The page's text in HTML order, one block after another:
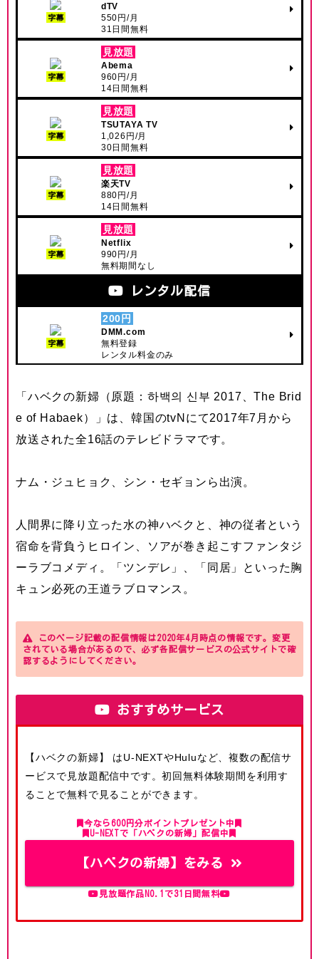
字幕
dTV
550円/月
31日間無料
字幕
見放題
Abema
960円/月
14日間無料
字幕
見放題
TSUTAYA TV
1,026円/月
30日間無料
字幕
見放題
楽天TV
880円/月
14日間無料
字幕
見放題
Netflix
990円/月
無料期間なし
レンタル配信
字幕
200円
DMM.com
無料登録
レンタル料金のみ
「ハベクの新婦（原題：하백의 신부 2017、The Brid
e of Habaek）」は、韓国のtvNにて2017年7月から
放送された全16話のテレビドラマです。
ナム・ジュヒョク、シン・セギョンら出演。
人間界に降り立った水の神ハベクと、神の従者という
宿命を背負うヒロイン、ソアが巻き起こすファンタジ
ーラブコメディ。「ツンデレ」、「同居」といった胸
キュン必死の王道ラブロマンス。
このページ記載の配信情報は2020年4月時点の情報です。変更
されている場合があるので、必ず各配信サービスの公式サイトで確
認するようにしてください。
おすすめサービス
【ハベクの新婦】 はU-NEXTやHuluなど、複数の配信サ
ービスで見放題配信中です。初回無料体験期間を利用す
ることで無料で見ることができます。
今なら600円分ポイントプレゼント中
U-NEXTで「ハベクの新婦」配信中
【ハベクの新婦】をみる
見放題作品NO.1で31日間無料